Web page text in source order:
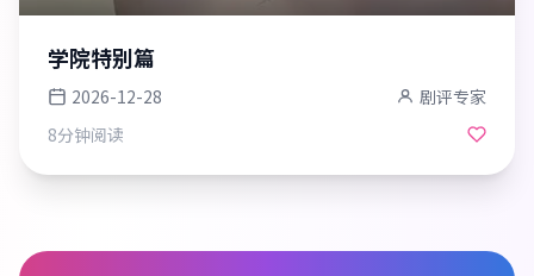
学院特别篇
2026-12-28
剧评专家
8分钟阅读